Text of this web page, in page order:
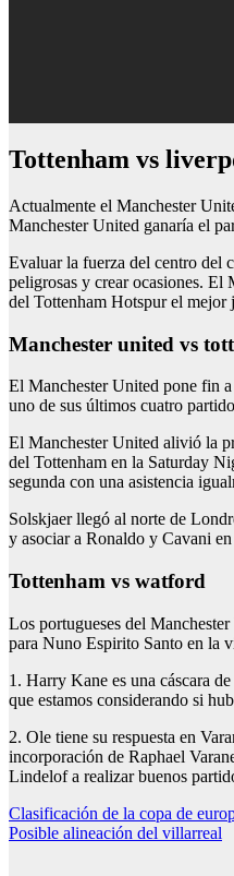
tottenham vs
Actualmente el Manchester
Manchester United ganaría el
Evaluar la fuerza del centro del
peligrosas y crear ocasiones.
del Tottenham Hotspur el mejor
manchester united vs
El Manchester United pone fin a
uno de sus últimos cuatro
El Manchester United alivió la
del Tottenham en la Saturday
segunda con una asistencia
Solskjaer llegó al norte de
y asociar a Ronaldo y Cavani
tottenham vs watford
Los portugueses del
para Nuno Espirito Santo en la
1. Harry Kane es una cáscara
que estamos considerando si
2. Ole tiene su respuesta en
incorporación de Raphael
Lindelof a realizar buenos
Navegación
de
Clasificación de la copa de
Posible alineación del villarreal